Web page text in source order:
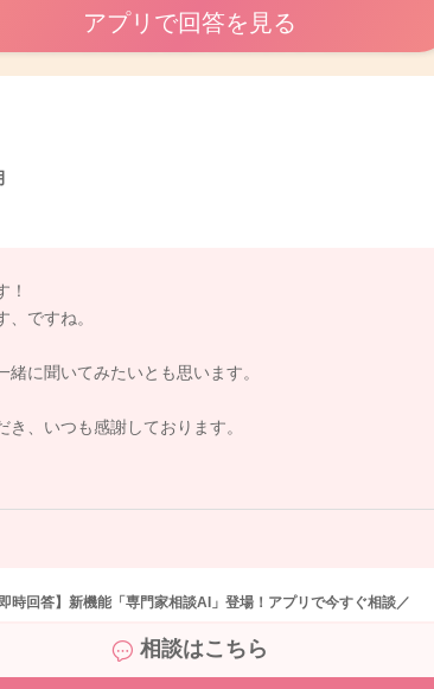
？
ておられるのかわからないのですが、トータルの哺乳量
先生にも状況を確認されてみるのもいいかもしれませ
いうことでしたら、授乳の調整も特に必要がないかも
アプリで回答を見る
！
ですね。
緒に聞いてみたいとも思います。
、いつも感謝しております。
時回答】新機能「専門家相談AI」登場！アプリで今すぐ相談／
相談はこちら